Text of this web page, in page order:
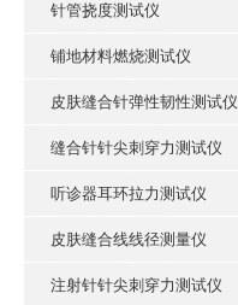
针管挠度测试仪
铺地材料燃烧测试仪
皮肤缝合针弹性韧性测试仪
缝合针针尖刺穿力测试仪
听诊器耳环拉力测试仪
皮肤缝合线线径测量仪
注射针针尖刺穿力测试仪